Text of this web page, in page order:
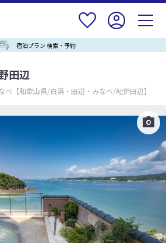
宿泊プラン 検索・予約
田辺
べ 【和歌山県/白浜・田辺・みなべ/紀伊田辺】